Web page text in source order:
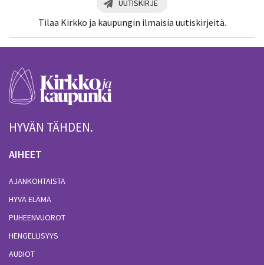
UUTISKIRJE
Tilaa Kirkko ja kaupungin ilmaisia uutiskirjeitä.
HYVÄN TÄHDEN.
AIHEET
AJANKOHTAISTA
HYVÄ ELÄMÄ
PUHEENVUOROT
HENGELLISYYS
AUDIOT